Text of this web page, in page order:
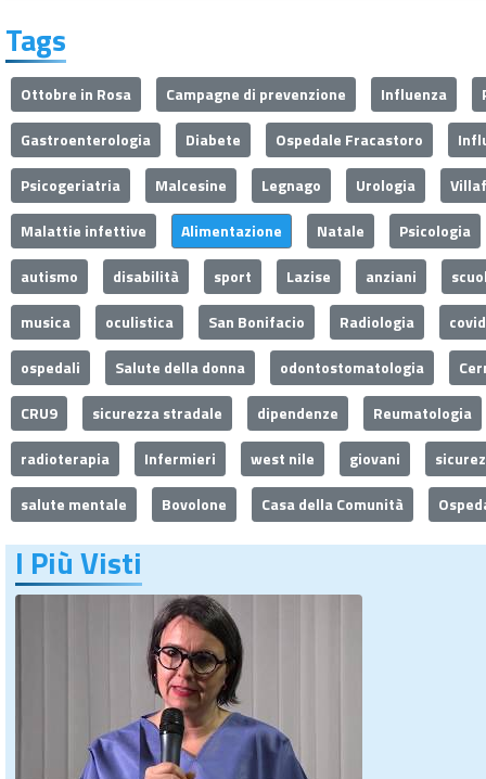
Tags
Ottobre in Rosa Campagne di prevenzione Influenza
Gastroenterologia
Diabete Ospedale Fracastoro
Psicogeriatria
Malcesine Legnago Urologia
Malattie infettive
Alimentazione Natale
Psicologia
autismo
disabilità sport Lazise anziani
musica
oculistica San Bonifacio Radiologia
ospedali
Salute della donna odontostomatologia
CRU9
sicurezza stradale dipendenze
Reumatologia
radioterapia
Infermieri west nile giovani
salute mentale
Bovolone Casa della Comunità
I Più Visti